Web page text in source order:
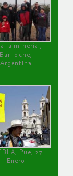
a la minería ,
Bariloche,
Argentina
Pue, 27
Enero